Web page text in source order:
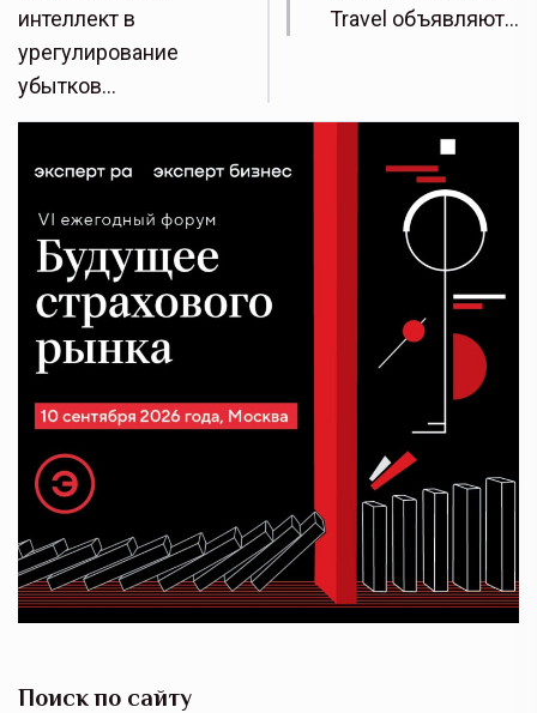
интеллект в
урегулирование
убытков…
Travel объявляют…
Поиск по сайту